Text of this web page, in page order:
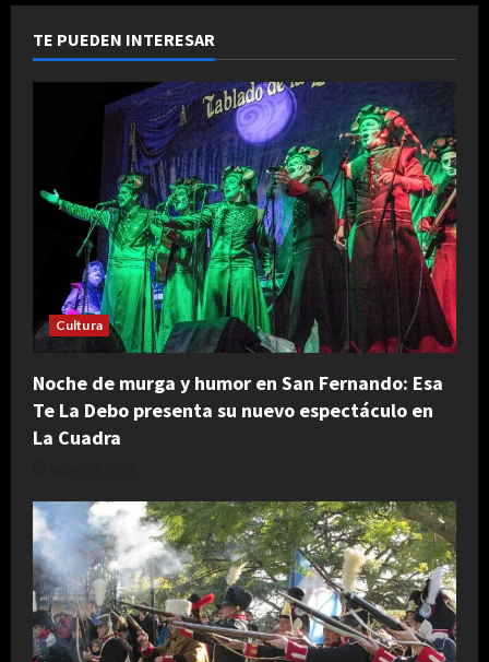
TE PUEDEN INTERESAR
Cultura
Noche de murga y humor en San Fernando: Esa
Te La Debo presenta su nuevo espectáculo en
La Cuadra